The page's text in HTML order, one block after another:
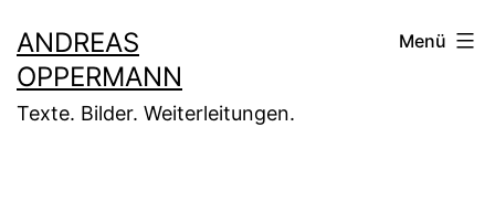
Inhalt
springen
ANDREAS
OPPERMANN
Texte. Bilder. Weiterleitungen.
Menü